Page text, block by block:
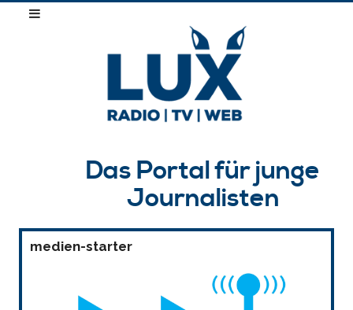
Das Portal für junge
Journalisten
medien-starter